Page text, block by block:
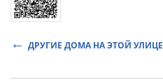
ДРУГИЕ ДОМА НА ЭТОЙ УЛИЦЕ